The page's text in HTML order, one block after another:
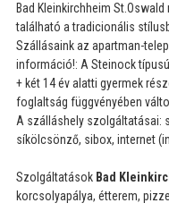
Bad Kleinkirchheim
található a tradicionális
Szállásaink az apartman-
információ!: A Steinock
+ két 14 év alatti gyermek
foglaltság függvényében
A szálláshely szolgáltatásai:
síkölcsönző, sibox, internet
Szolgáltatások Bad
korcsolyapálya, étterem,